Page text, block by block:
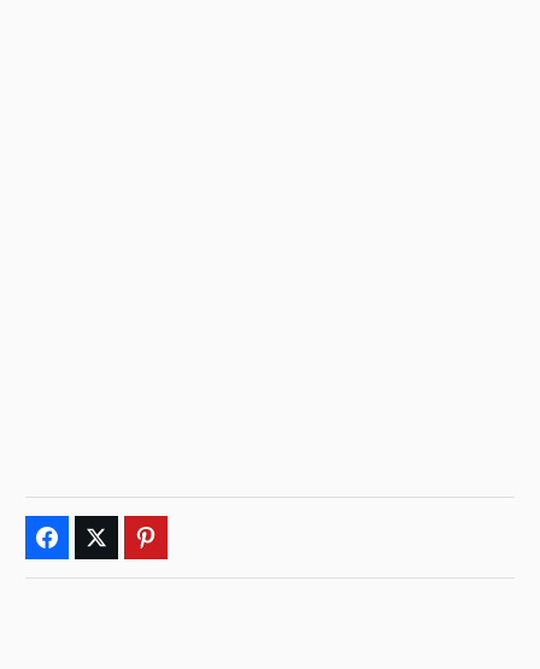
Facebook Twitter